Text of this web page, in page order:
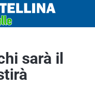
sarà il